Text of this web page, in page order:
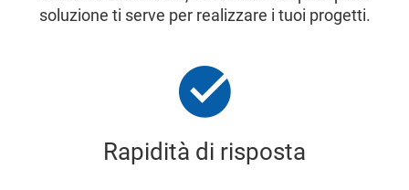
soluzione ti serve per realizzare i tuoi progetti.
Rapidità di risposta